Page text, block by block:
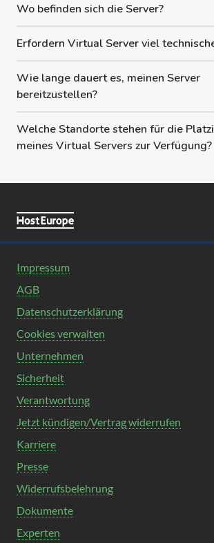
Wo befinden sich die Server?
Erfordern Virtual Server viel
Wie lange dauert es, meinen Server
bereitzustellen?
Welche Standorte stehen für die
meines Virtual Servers zur Verfügung?
Impressum
AGB
Datenschutzerklärung
Cookies verwalten
Unternehmen
Sicherheit
Verantwortung
Jetzt kündigen/Vertrag widerrufen
Karriere
Presse
Widerrufsbelehrung
Dokumente
Experten